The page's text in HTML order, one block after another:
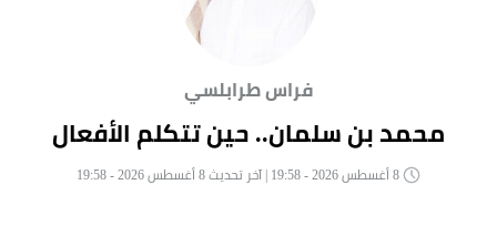
فراس طرابلسي
محمد بن سلمان.. حين تتكلم الأفعال